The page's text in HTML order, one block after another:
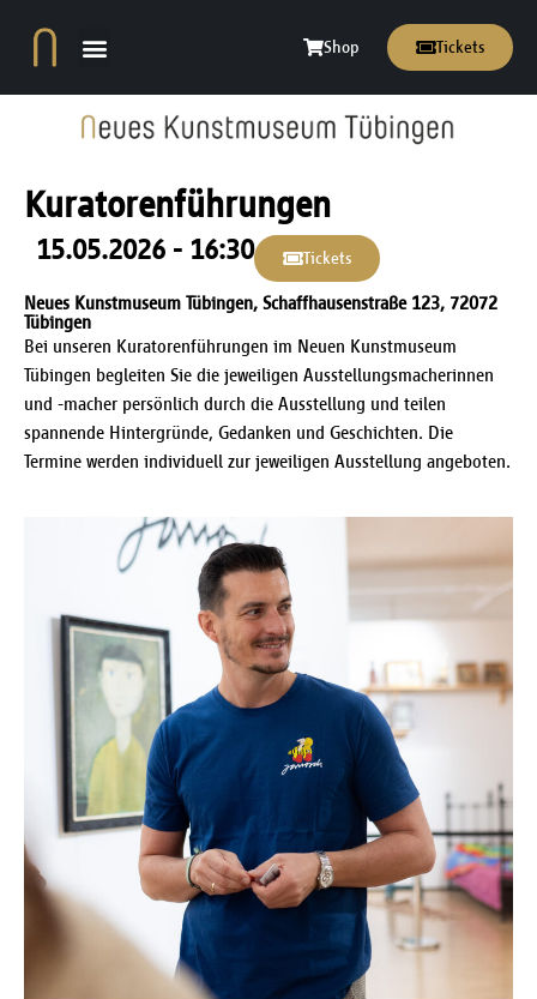
springen
Tickets
Shop
Kuratorenführungen
15.05.2026 - 16:30 Tickets
Neues Kunstmuseum Tübingen, Schaffhausenstraße 123, 72072
Tübingen
Bei unseren Kuratorenführungen im Neuen Kunstmuseum
Tübingen begleiten Sie die jeweiligen Ausstellungsmacherinnen
und -macher persönlich durch die Ausstellung und teilen
spannende Hintergründe, Gedanken und Geschichten. Die
Termine werden individuell zur jeweiligen Ausstellung angeboten.